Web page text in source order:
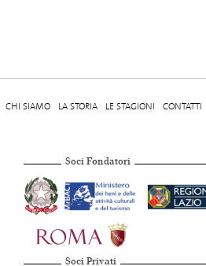
CHI SIAMO LA STORIA LE STAGIONI CONTATTI
Soci Fondatori
Soci Privati